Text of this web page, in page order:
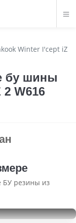
Winter I'cept iZ
бу шины
W616
БУ резины из